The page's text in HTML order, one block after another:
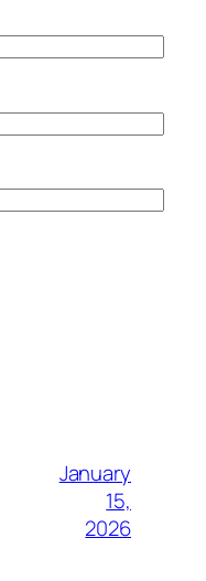
January
15,
2026